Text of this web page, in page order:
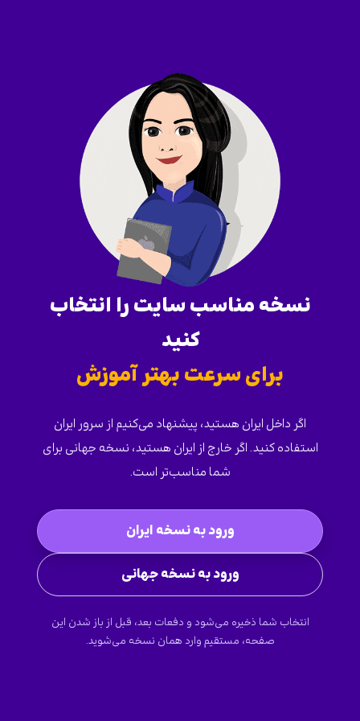
نسخه مناسب سایت را انتخاب
کنید
برای سرعت بهتر آموزش
اگر داخل ایران هستید، پیشنهاد می‌کنیم از سرور ایران
استفاده کنید. اگر خارج از ایران هستید، نسخه جهانی برای
شما مناسب‌تر است.
ورود به نسخه ایران
ورود به نسخه جهانی
انتخاب شما ذخیره می‌شود و دفعات بعد، قبل از باز شدن این
صفحه، مستقیم وارد همان نسخه می‌شوید.